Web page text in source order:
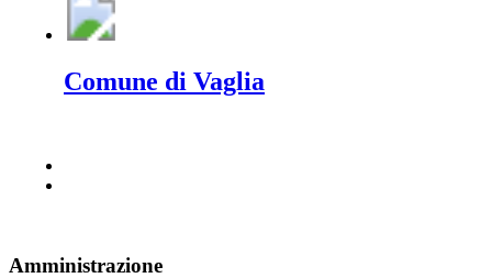
Comune di Vaglia
Amministrazione